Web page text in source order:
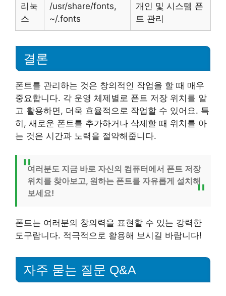
리눅
스
/usr/share/fonts,
~/.fonts
개인 및 시스템 폰
트 관리
결론
폰트를 관리하는 것은 창의적인 작업을 할 때 매우
중요합니다. 각 운영 체제별로 폰트 저장 위치를 알
고 활용하면, 더욱 효율적으로 작업할 수 있어요. 특
히, 새로운 폰트를 추가하거나 삭제할 때 위치를 아
는 것은 시간과 노력을 절약해줍니다.
여러분도 지금 바로 자신의 컴퓨터에서 폰트 저장
위치를 찾아보고, 원하는 폰트를 자유롭게 설치해
보세요!
폰트는 여러분의 창의력을 표현할 수 있는 강력한
도구랍니다. 적극적으로 활용해 보시길 바랍니다!
자주 묻는 질문 Q&A